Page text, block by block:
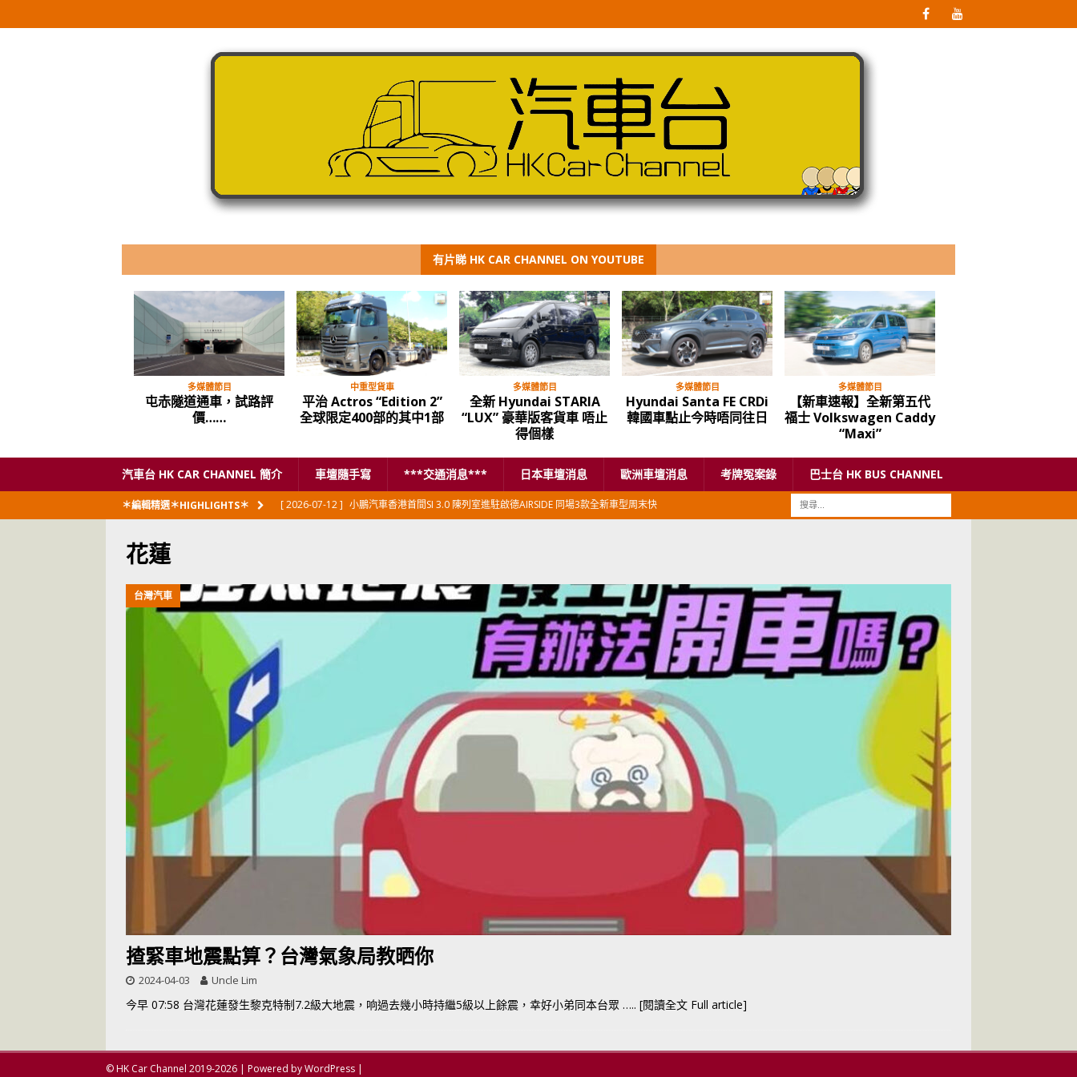
有片睇 HK CAR CHANNEL ON YOUTUBE
多媒體節目
屯赤隧道通車，試路評
價……
中重型貨車
平治 Actros “Edition 2”
全球限定400部的其中1部
多媒體節目
全新 Hyundai STARIA
“LUX” 豪華版客貨車 唔止
得個樣
多媒體節目
Hyundai Santa FE CRDi
韓國車點止今時唔同往日
多媒體節目
【新車速報】全新第五代
福士 Volkswagen Caddy
“Maxi”
汽車台 HK CAR CHANNEL 簡介 車壇隨手寫 ***交通消息*** 日本車壇消息 歐洲車壇消息 考牌冤案錄 巴士台 HK BUS CHANNEL
＊編輯精選＊HIGHLIGHTS＊ [ 2026-07-12 ] 小鵬汽車香港首間SI 3.0 陳列室進駐啟德AIRSIDE 同場3款全新車型周末快
[ 2026-06-12 ] 「香港車仔展2026」再嚟喇
汽車模型玩具
[ 2026-06-08 ] 新加坡組屋區輕型商用車停車場減租
東南亞汽車
[ 2026-06-08 ]
UBER 香港七宗罪之「第七宗罪」一切禍源，由抽盲盒開始
交通評論
[ 2026-05-28 ]
UBER 香港七宗罪之「第六宗罪」愛回家唔止回唔到家 跣司機勁過謝拉特
世紀一跣
UBER 香港七宗罪之「第五宗罪」金鋼箍五花大綁 司機哽唔落都要硬哽到
交通評論
【英國】政府開放申請投入自動駕駛客運車輛服務業
運輸政策
[ 2026-05-24 ]
UBER 香港七宗罪之「第四宗罪」Mission Impossible 但 Uber 唔止話之
[ 2026-07-14 ] 荃灣路荔景新出口日日撞，預咗㗎啦
花蓮
台灣汽車
揸緊車地震點算？台灣氣象局教晒你
2024-04-03 Uncle Lim
今早 07:58 台灣花蓮發生黎克特制7.2級大地震，响過去幾小時持繼5級以上餘震，幸好小弟同本台眾 ….. [閱讀全文 Full article]
© HK Car Channel 2019-2026 | Powered by WordPress |